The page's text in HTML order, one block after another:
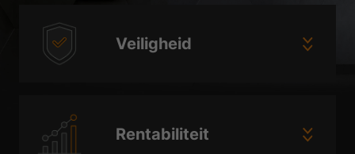
Veiligheid
Rentabiliteit